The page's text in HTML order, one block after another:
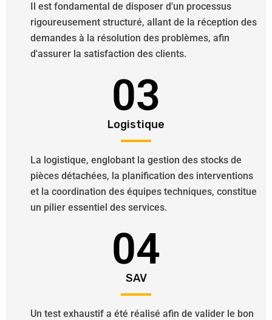
Il est fondamental de disposer d'un processus
rigoureusement structuré, allant de la réception des
demandes à la résolution des problèmes, afin
d'assurer la satisfaction des clients.
03
Logistique
La logistique, englobant la gestion des stocks de
pièces détachées, la planification des interventions
et la coordination des équipes techniques, constitue
un pilier essentiel des services.
04
SAV
Un test exhaustif a été réalisé afin de valider le bon